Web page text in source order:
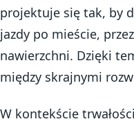
projektuje się tak, by
jazdy po mieście,
nawierzchni. Dzięki
między skrajnymi
W kontekście